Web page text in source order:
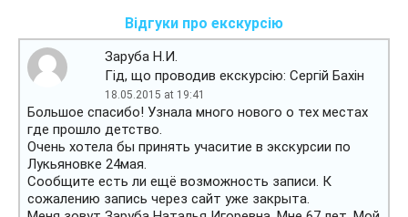
Відгуки про екскурсію
Заруба Н.И.
Гід, що проводив екскурсію: Сергій Бахін
18.05.2015 at 19:41
Большое спасибо! Узнала много нового о тех местах
где прошло детство.
Очень хотела бы принять учаситие в экскурсии по
Лукьяновке 24мая.
Сообщите есть ли ещё возможность записи. К
сожалению запись через сайт уже закрыта.